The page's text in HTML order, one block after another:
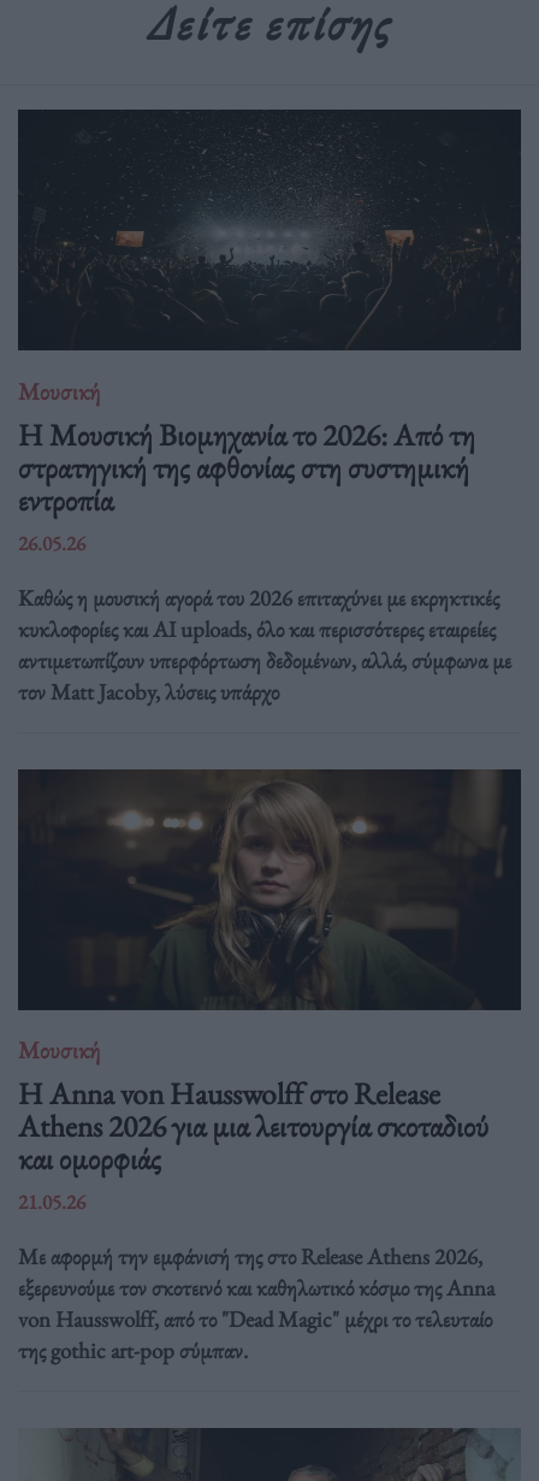
Δείτε επίσης
Μουσική
Η Μουσική Βιομηχανία το 2026: Από τη
στρατηγική της αφθονίας στη συστημική
εντροπία
26.05.26
Καθώς η μουσική αγορά του 2026 επιταχύνει με εκρηκτικές
κυκλοφορίες και AI uploads, όλο και περισσότερες εταιρείες
αντιμετωπίζουν υπερφόρτωση δεδομένων, αλλά, σύμφωνα με
τον Matt Jacoby, λύσεις υπάρχο
Μουσική
Η Anna von Hausswolff στο Release
Athens 2026 για μια λειτουργία σκοταδιού
και ομορφιάς
21.05.26
Με αφορμή την εμφάνισή της στο Release Athens 2026,
εξερευνούμε τον σκοτεινό και καθηλωτικό κόσμο της Anna
von Hausswolff, από το "Dead Magic" μέχρι το τελευταίο
της gothic art-pop σύμπαν.